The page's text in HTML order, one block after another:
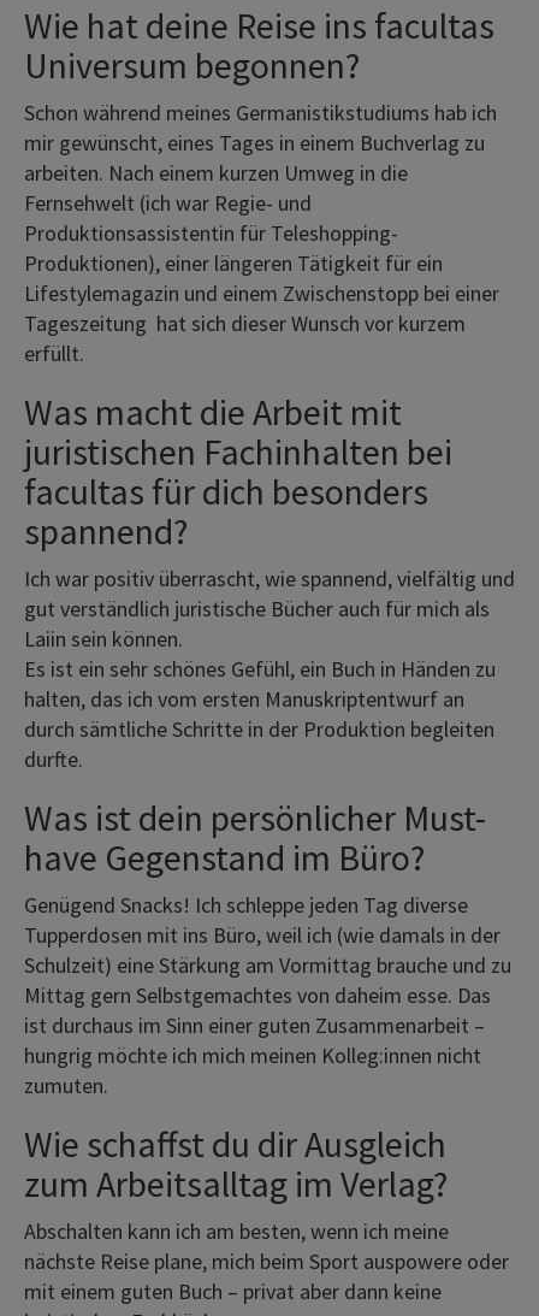
Wie hat deine Reise ins facultas
Universum begonnen?
Schon während meines Germanistikstudiums hab ich
mir gewünscht, eines Tages in einem Buchverlag zu
arbeiten. Nach einem kurzen Umweg in die
Fernsehwelt (ich war Regie- und
Produktionsassistentin für Teleshopping-
Produktionen), einer längeren Tätigkeit für ein
Lifestylemagazin und einem Zwischenstopp bei einer
Tageszeitung hat sich dieser Wunsch vor kurzem
erfüllt.
Was macht die Arbeit mit
juristischen Fachinhalten bei
facultas für dich besonders
spannend?
Ich war positiv überrascht, wie spannend, vielfältig und
gut verständlich juristische Bücher auch für mich als
Laiin sein können.
Es ist ein sehr schönes Gefühl, ein Buch in Händen zu
halten, das ich vom ersten Manuskriptentwurf an
durch sämtliche Schritte in der Produktion begleiten
durfte.
Was ist dein persönlicher Must-
have Gegenstand im Büro?
Genügend Snacks! Ich schleppe jeden Tag diverse
Tupperdosen mit ins Büro, weil ich (wie damals in der
Schulzeit) eine Stärkung am Vormittag brauche und zu
Mittag gern Selbstgemachtes von daheim esse. Das
ist durchaus im Sinn einer guten Zusammenarbeit –
hungrig möchte ich mich meinen Kolleg:innen nicht
zumuten.
Wie schaffst du dir Ausgleich
zum Arbeitsalltag im Verlag?
Abschalten kann ich am besten, wenn ich meine
nächste Reise plane, mich beim Sport auspowere oder
mit einem guten Buch – privat aber dann keine